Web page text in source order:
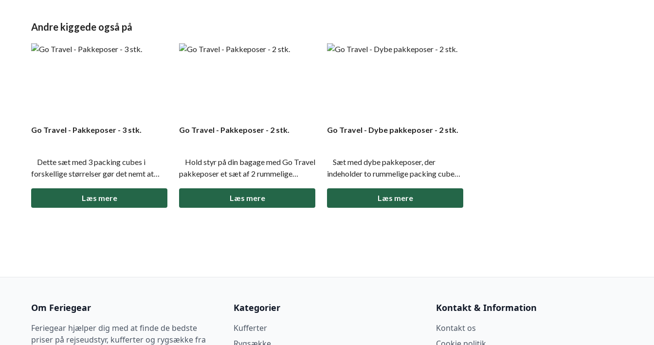
Andre kiggede også på
Go Travel - Pakkeposer - 3 stk.
Dette sæt med 3 packing cubes i
forskellige størrelser gør det nemt at
Med åndbare meshpaneler,
dobbeltstikninger for ekstra holdbarhed
Læs mere
Go Travel - Pakkeposer - 2 stk.
Hold styr på din bagage med Go Travel
pakkeposer et sæt af 2 rummelige
pæn og organiseret pakning. Med
dobbeltsyede sømme for ekstra
Læs mere
Go Travel - Dybe pakkeposer - 2 stk.
Sæt med dybe pakkeposer, der
indeholder to rummelige packing cubes i
effektiv og organiseret pakning. Med
aftagelig rumdeler, dobbeltsyede
Læs mere
Om Feriegear
Feriegear hjælper dig med at finde de bedste
priser på rejseudstyr, kufferter og rygsække fra
Kategorier
Kufferter
Kontakt & Information
Kontakt os